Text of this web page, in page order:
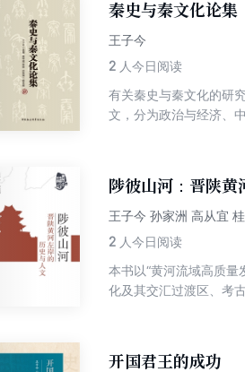
秦史与秦文化论集
王子今
2 人今日阅读
有关秦史与秦文化的研
文，分为政治与经济、
问题展开探讨，对秦的
一些学术疑难问题，提
陟彼山河：晋陕黄
王子今 孙家洲 高从宜
2 人今日阅读
本书以“黄河流域高质
化及其交汇过渡区、考
开国君王的成功